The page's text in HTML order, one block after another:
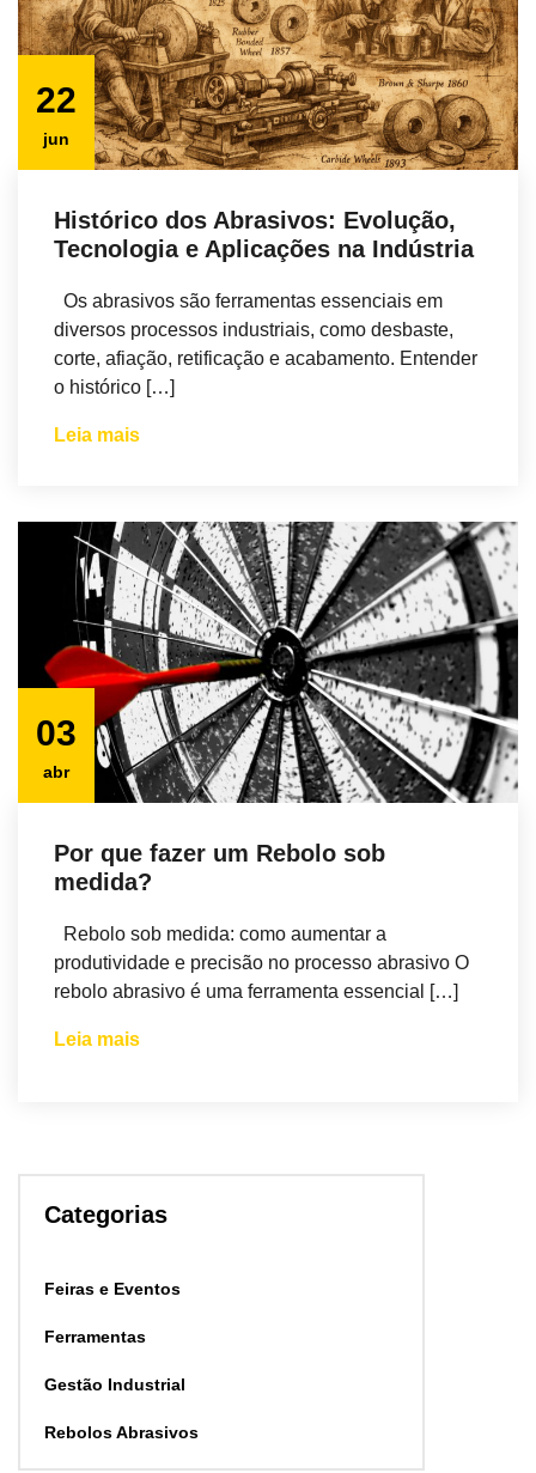
22
jun
Histórico dos Abrasivos: Evolução,
Tecnologia e Aplicações na Indústria
Os abrasivos são ferramentas essenciais em
diversos processos industriais, como desbaste,
corte, afiação, retificação e acabamento. Entender
o histórico […]
Leia mais
03
abr
Por que fazer um Rebolo sob
medida?
Rebolo sob medida: como aumentar a
produtividade e precisão no processo abrasivo O
rebolo abrasivo é uma ferramenta essencial […]
Leia mais
Categorias
Feiras e Eventos
Ferramentas
Gestão Industrial
Rebolos Abrasivos